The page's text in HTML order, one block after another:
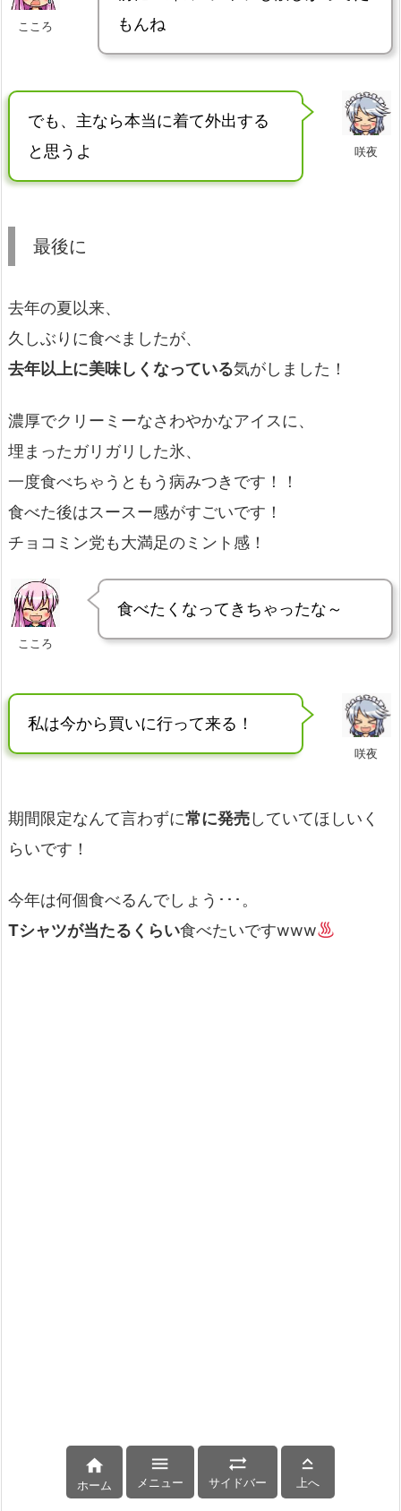
こころ
もんね
咲夜
でも、主なら本当に着て外出する
と思うよ
最後に
去年の夏以来、
久しぶりに食べましたが、
去年以上に美味しくなっている気がしました！
濃厚でクリーミーなさわやかなアイスに、
埋まったガリガリした氷、
一度食べちゃうともう病みつきです！！
食べた後はスースー感がすごいです！
チョコミン党も大満足のミント感！
こころ
食べたくなってきちゃったな～
咲夜
私は今から買いに行って来る！
期間限定なんて言わずに常に発売していてほしいく
らいです！
今年は何個食べるんでしょう･･･。
Tシャツが当たるくらい食べたいですwww

ホーム

メニュー

サイドバー

上へ